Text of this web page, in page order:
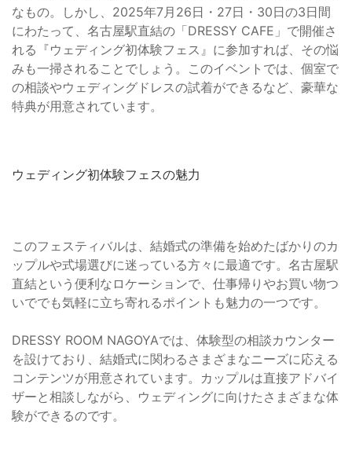
なもの。しかし、2025年7月26日・27日・30日の3日間
にわたって、名古屋駅直結の「DRESSY CAFE」で開催さ
れる『ウェディング初体験フェス』に参加すれば、その悩
みも一掃されることでしょう。このイベントでは、個室で
の相談やウェディングドレスの試着ができるなど、豪華な
特典が用意されています。
ウェディング初体験フェスの魅力
このフェスティバルは、結婚式の準備を始めたばかりのカ
ップルや式場選びに迷っている方々に最適です。名古屋駅
直結という便利なロケーションで、仕事帰りやお買い物つ
いででも気軽に立ち寄れるポイントも魅力の一つです。
DRESSY ROOM NAGOYAでは、体験型の相談カウンター
を設けており、結婚式に関わるさまざまなニーズに応える
コンテンツが用意されています。カップルは直接アドバイ
ザーと相談しながら、ウェディングに向けたさまざまな体
験ができるのです。